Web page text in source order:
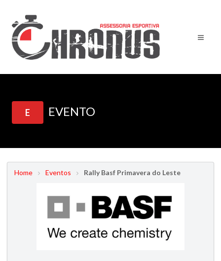
E EVENTO
Home Eventos Rally Basf Primavera do Leste